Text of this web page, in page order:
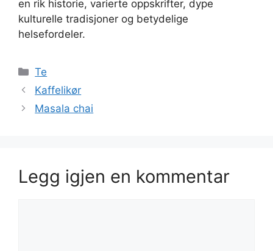
en rik historie, varierte oppskrifter, dype
kulturelle tradisjoner og betydelige
helsefordeler.
Kategorier
Te
Kaffelikør
Masala chai
Legg igjen en kommentar